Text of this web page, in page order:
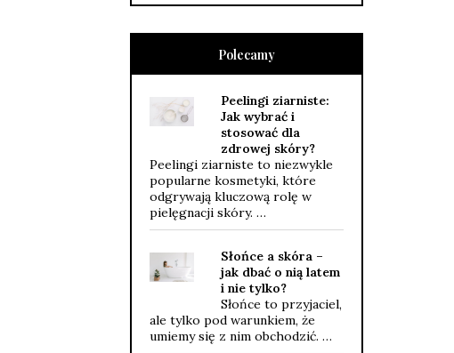
Polecamy
Peelingi ziarniste:
Jak wybrać i
stosować dla
zdrowej skóry?
Peelingi ziarniste to niezwykle
popularne kosmetyki, które
odgrywają kluczową rolę w
pielęgnacji skóry. …
Słońce a skóra –
jak dbać o nią latem
i nie tylko?
Słońce to przyjaciel,
ale tylko pod warunkiem, że
umiemy się z nim obchodzić. …